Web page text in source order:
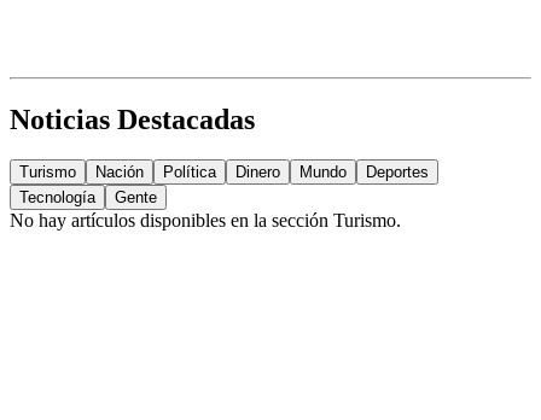
Noticias Destacadas
Turismo Nación Política Dinero Mundo
Deportes
Tecnología
Gente
No hay artículos disponibles en la sección Turismo.